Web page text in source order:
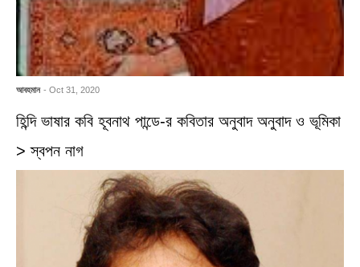
আবহমান - Oct 31, 2020
হিন্দি ভাষার কবি হূবনাথ পান্ডে-র কবিতার অনুবাদ অনুবাদ ও ভূমিকা
> স্বপন নাগ